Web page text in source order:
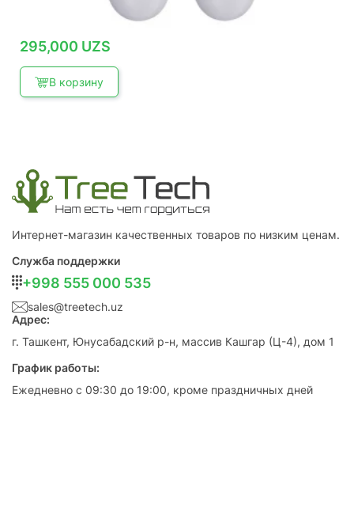
295,000 UZS
В корзину
Интернет-магазин качественных товаров по низким ценам.
Служба поддержки
+998 555 000 535
sales@treetech.uz
Адрес:
г. Ташкент, Юнусабадский р-н, массив Кашгар (Ц-4), дом 1
График работы:
Ежедневно с 09:30 до 19:00, кроме праздничных дней